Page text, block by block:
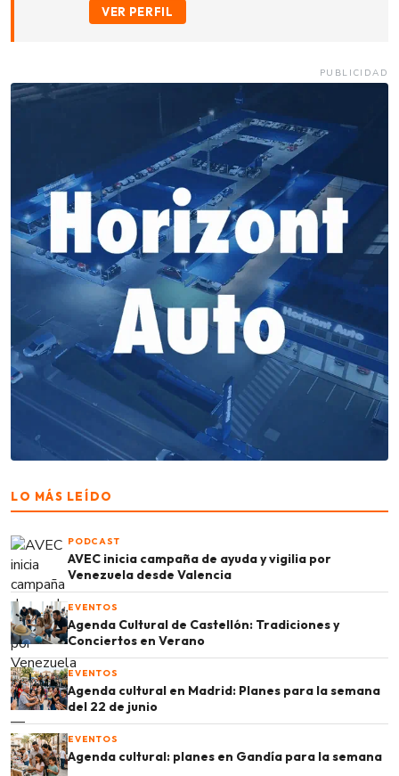
VER PERFIL
PUBLICIDAD
LO MÁS LEÍDO
PODCAST
AVEC inicia campaña de ayuda y vigilia por
Venezuela desde Valencia
EVENTOS
Agenda Cultural de Castellón: Tradiciones y
Conciertos en Verano
EVENTOS
Agenda cultural en Madrid: Planes para la semana
del 22 de junio
EVENTOS
Agenda cultural: planes en Gandía para la semana